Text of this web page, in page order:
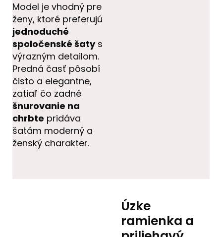
Model je vhodný pre
ženy, ktoré preferujú
jednoduché
spoločenské šatys
výrazným detailom.
Predná časť pôsobí
čisto a elegantne,
zatiaľ čo zadné
šnurovanie na
chrbte pridáva
šatám moderný a
ženský charakter.
Úzke
ramienka a